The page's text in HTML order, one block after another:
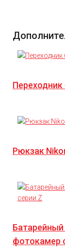
Переходник
Рюкзак
фотокамер